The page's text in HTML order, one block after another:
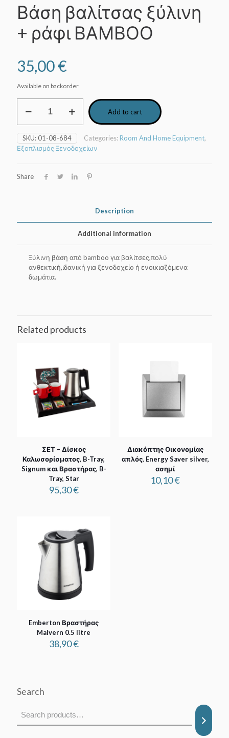
Βάση βαλίτσας ξύλινη
+ ράφι ΒΑΜΒΟΟ
35,00€
Available on backorder
βαλίτσας
+
ράφι
ΒΑΜΒΟΟ
Add to cart
SKU:01-08-684 Categories:Room And Home Equipment,
Εξοπλισμός Ξενοδοχείων
Share
Description
Additional information
Ξύλινη βάση από bamboo για βαλίτσες,πολύ
ανθεκτική,ιδανική για ξενοδοχείo ή ενοικιαζόμενα
δωμάτια.
Related products
ΣΕΤ – Δίσκος
Καλωσορίσματος, B-Tray,
Signum και Βραστήρας, B-
Tray, Star
95,30€
Διακόπτης Οικονομίας
απλός, Energy Saver silver,
ασημί
10,10€
Emberton Βραστήρας
Malvern 0.5 litre
38,90€
Search